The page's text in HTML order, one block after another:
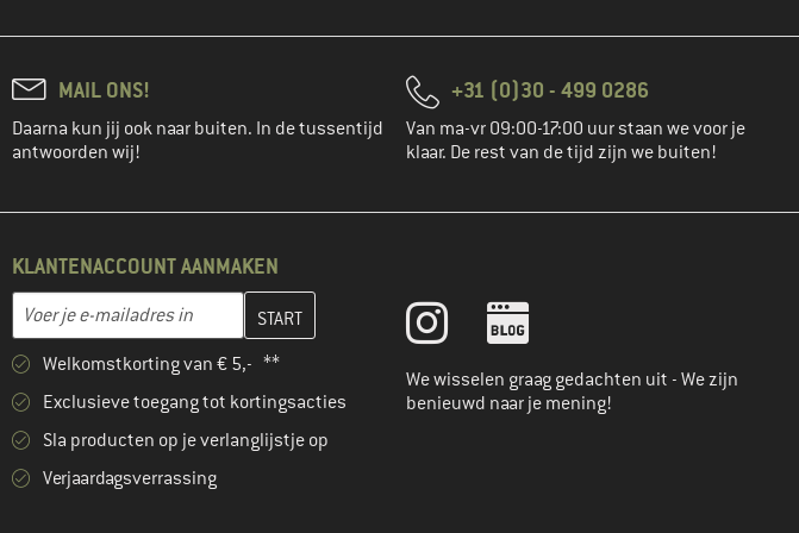
MAIL ONS!
Daarna kun jij ook naar buiten. In de tussentijd
antwoorden wij!
+31 (0)30 - 499 0286
Van ma-vr 09:00-17:00 uur staan we voor je
klaar. De rest van de tijd zijn we buiten!
KLANTENACCOUNT AANMAKEN
E-mailadres
Vul je e-mailadres hier in en maak in de volgende stap je klantenaccount aan
Welkomstkorting van € 5,- **
Exclusieve toegang tot kortingsacties
Sla producten op je verlanglijstje op
Verjaardagsverrassing
We wisselen graag gedachten uit - We zijn
benieuwd naar je mening!